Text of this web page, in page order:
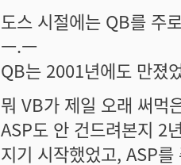
도스 시절에는 QB를 주
ㅡ.ㅡ
QB는 2001년에도 만졌
뭐 VB가 제일 오래 써먹
ASP도 안 건드려본지 2
지기 시작했었고, ASP